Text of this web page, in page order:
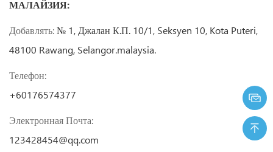
МАЛАЙЗИЯ:
Добавлять:№ 1, Джалан К.П. 10/1, Seksyen 10, Kota Puteri,
48100 Rawang, Selangor.malaysia.
Телефон:
+60176574377
Электронная Почта:
123428454@qq.com